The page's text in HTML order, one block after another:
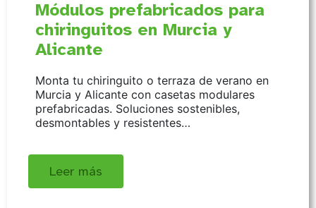
Módulos prefabricados para
chiringuitos en Murcia y
Alicante
Monta tu chiringuito o terraza de verano en
Murcia y Alicante con casetas modulares
prefabricadas. Soluciones sostenibles,
desmontables y resistentes…
Leer más